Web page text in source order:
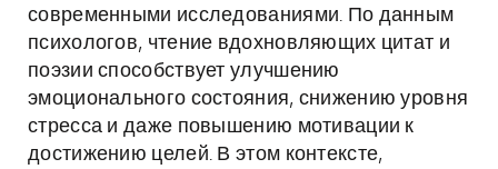
современными исследованиями. По данным
психологов, чтение вдохновляющих цитат и
поэзии способствует улучшению
эмоционального состояния, снижению уровня
стресса и даже повышению мотивации к
достижению целей. В этом контексте,